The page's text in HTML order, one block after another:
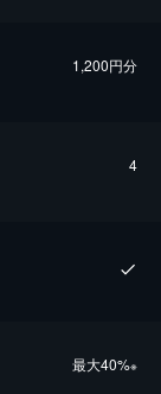
1,200円分
4
最⼤40%※